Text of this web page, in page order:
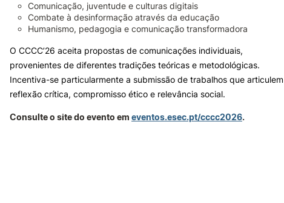
Comunicação, juventude e culturas digitais
Combate à desinformação através da educação
Humanismo, pedagogia e comunicação transformadora
O CCCC’26 aceita propostas de comunicações individuais,
provenientes de diferentes tradições teóricas e metodológicas.
Incentiva-se particularmente a submissão de trabalhos que articulem
reflexão crítica, compromisso ético e relevância social.
Consulte o site do evento em eventos.esec.pt/cccc2026.